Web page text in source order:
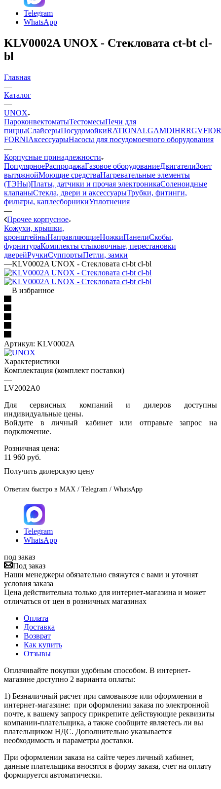
Telegram
WhatsApp
KLV0002A UNOX - Стекловата ct-bt cl-
bl
Главная
—
Каталог
—
UNOX
ПароконвектоматыТестомесыПечи для
пиццыСлайсерыПосудомойкиRATIONALGAMDIHRRGV
FORNIАксессуарыНасосы для посудомоечного оборудования
—
Корпусные принадлежности
ПопулярноеРаспродажаГазовое оборудованиеДвигателиЗонт
вытяжнойМоющие средстваНагревательные элементы
(ТЭНы)Платы, датчики и прочая электроникаСоленоидные
клапаныСтекла, двери и аксессуарыТрубки, фитинги,
фильтры, каплесборникиУплотнения
—
Прочее корпусное
Кожухи, крышки,
кронштейныНаправляющиеНожкиПанелиCкобы,
фурнитураКомплекты стыковочные, перестановки
дверейРучкиСуппортыПетли, замки
—KLV0002A UNOX - Стекловата ct-bt cl-bl
В избранное
Артикул: KLV0002A
Характеристики
Комплектация (комплект поставки)
—
LV2002A0
Для сервисных компаний и дилеров доступны
индивидуальные цены.
Войдите в личный кабинет или отправьте запрос на
подключение.
Розничная цена:
11 960 руб.
Получить дилерскую цену
Ответим быстро в MAX / Telegram / WhatsApp
Telegram
WhatsApp
под заказ
Под заказ
Наши менеджеры обязательно свяжутся с вами и уточнят
условия заказа
Цена действительна только для интернет-магазина и может
отличаться от цен в розничных магазинах
Оплата
Доставка
Возврат
Как купить
Отзывы
Оплачивайте покупки удобным способом. В интернет-
магазине доступно 2 варианта оплаты:
1) Безналичный расчет при самовывозе или оформлении в
интернет-магазине: при оформлении заказа по электронной
почте, к вашему запросу прикрепите действующие реквизиты
компании-плательщика, а также сообщите являетесь ли вы
плательщиком НДС. Дополнительно указывается
необходимость и параметры доставки.
При оформлении заказа на сайте через личный кабинет,
данные плательщика вносятся в форму заказа, счет на оплату
формируется автоматически.